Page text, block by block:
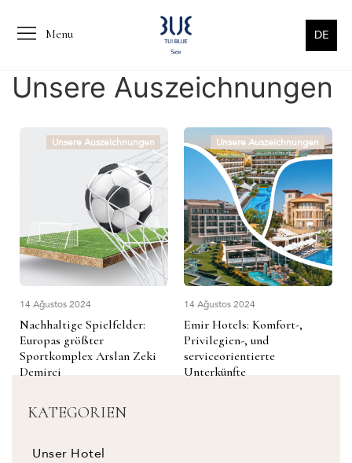
Menu DE
Unsere Auszeichnungen
Unsere Auszeichnungen
14 Ağustos 2024
Nachhaltige Spielfelder:
Europas größter
Sportkomplex Arslan Zeki
Demirci
Unsere Auszeichnungen
14 Ağustos 2024
Emir Hotels: Komfort-,
Privilegien-, und
serviceorientierte
Unterkünfte
KATEGORIEN
Unser Hotel